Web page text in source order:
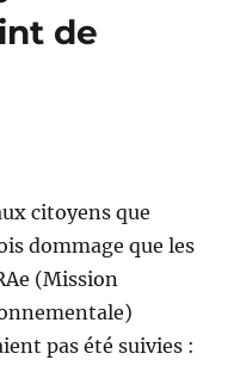
de
citoyens que
dommage que les
(Mission
pas été suivies :